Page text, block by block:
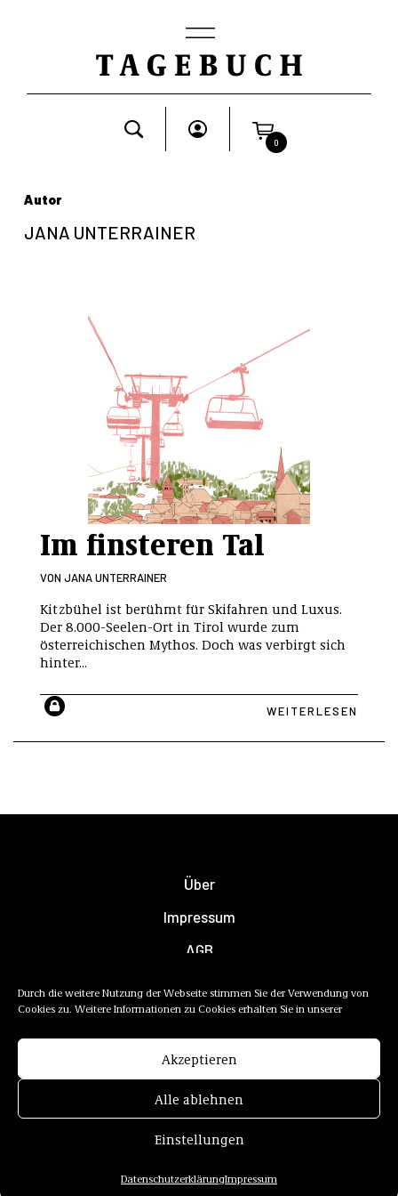
Durch die weitere Nutzung der Webseite stimmen Sie der Verwendung von
Cookies zu. Weitere Informationen zu Cookies erhalten Sie in unserer
Akzeptieren
Alle ablehnen
Einstellungen
DatenschutzerklärungImpressum
0
Autor
JANA UNTERRAINER
Im finsteren Tal
VON JANA UNTERRAINER
Kitzbühel ist berühmt für Skifahren und Luxus.
Der 8.000-Seelen-Ort in Tirol wurde zum
österreichischen Mythos. Doch was verbirgt sich
hinter...
WEITERLESEN
Über
Impressum
AGB
Newsletter